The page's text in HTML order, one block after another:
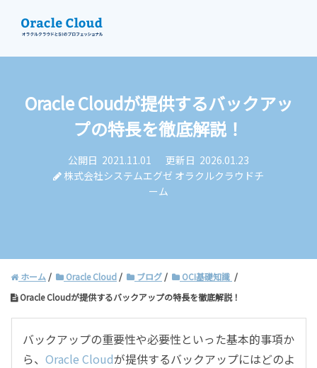
資料請求
お問い合わせ
Oracle Cloudが提供するバックアッ
プの特長を徹底解説！
公開日 2021.11.01 更新日 2026.01.23
株式会社システムエグゼ オラクルクラウドチ
ーム
ホーム Oracle Cloud ブログ
OCI基礎知識
Oracle Cloudが提供するバックアップの特長を徹底解説！
バックアップの重要性や必要性といった基本的事項か
ら、 Oracle Cloudが提供するバックアップにはどのよ